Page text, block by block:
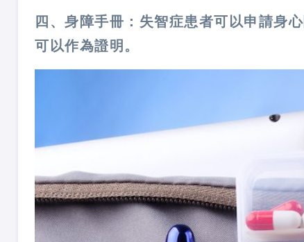
四、身障手冊：失智症患者可以申請身
可以作為證明。